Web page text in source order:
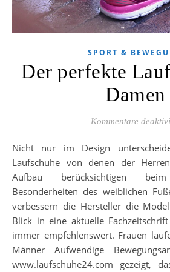
SPORT &
Der perfekte
Damen
Kommentare
Nicht nur im Design unterscheiden sich die Damen
Laufschuhe von denen der
Aufbau berücksichtigen
Besonderheiten des weiblichen
verbessern die Hersteller die
Blick in eine aktuelle
immer empfehlenswert. Frauen
Männer Aufwendige
www.laufschuhe24.com gezeigt,